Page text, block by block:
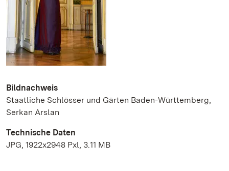
Bildnachweis
Staatliche Schlösser und Gärten Baden-Württemberg,
Serkan Arslan
Technische Daten
JPG, 1922x2948 Pxl, 3.11 MB